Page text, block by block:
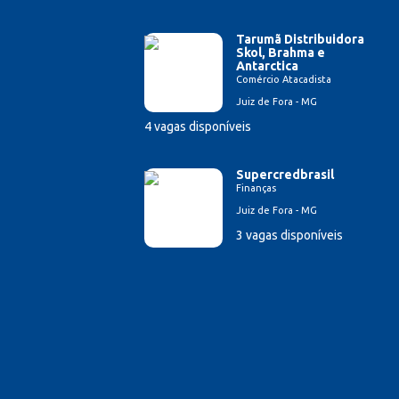
Tarumã Distribuidora
Skol, Brahma e
Antarctica
Comércio Atacadista
Juiz de Fora - MG
4 vagas disponíveis
Supercredbrasil
Finanças
Juiz de Fora - MG
3 vagas disponíveis